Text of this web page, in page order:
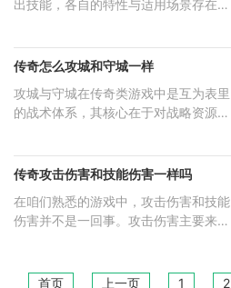
出技能，各自的特性与适用场景存在显
传奇怎么攻城和守城一样
攻城与守城在传奇类游戏中是互为表里
的战术体系，其核心在于对战略资源的
传奇攻击伤害和技能伤害一样吗
在咱们熟悉的游戏中，攻击伤害和技能
伤害并不是一回事。攻击伤害主要来自
首页 上一页 1 2